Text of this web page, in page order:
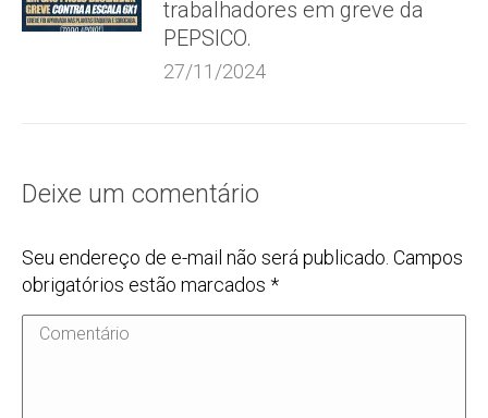
trabalhadores em greve da
PEPSICO.
27/11/2024
Deixe um comentário
Seu endereço de e-mail não será publicado. Campos
obrigatórios estão marcados *
Comentário